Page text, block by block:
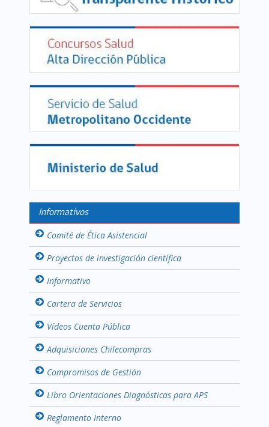
Informativos
Comité de Ética Asistencial
Proyectos de investigación científica
Informativo
Cartera de Servicios
Vídeos Cuenta Pública
Adquisiciones Chilecompras
Compromisos de Gestión
Libro Orientaciones Diagnósticas para APS
Reglamento Interno